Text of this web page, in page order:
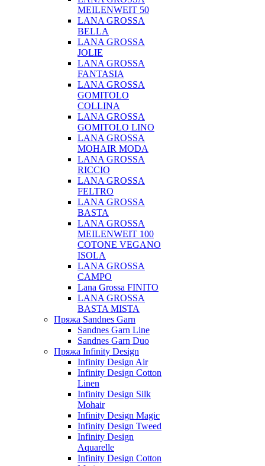
MEILENWEIT 50
LANA GROSSA
BELLA
LANA GROSSA
JOLIE
LANA GROSSA
FANTASIA
LANA GROSSA
GOMITOLO
COLLINA
LANA GROSSA
GOMITOLO LINO
LANA GROSSA
MOHAIR MODA
LANA GROSSA
RICCIO
LANA GROSSA
FELTRO
LANA GROSSA
BASTA
LANA GROSSA
MEILENWEIT 100
COTONE VEGANO
ISOLA
LANA GROSSA
CAMPO
Lana Grossa FINITO
LANA GROSSA
BASTA MISTA
Пряжа Sandnes Garn
Sandnes Garn Line
Sandnes Garn Duo
Пряжа Infinity Design
Infinity Design Air
Infinity Design Cotton
Linen
Infinity Design Silk
Mohair
Infinity Design Magic
Infinity Design Tweed
Infinity Design
Aquarelle
Infinity Design Cotton